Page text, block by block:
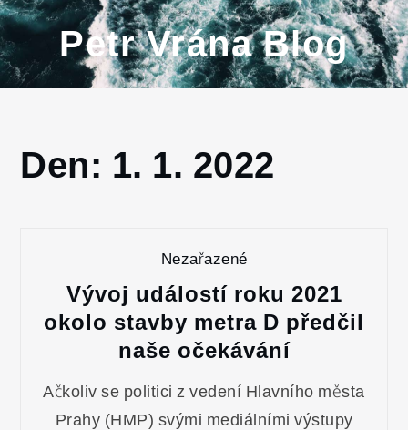
Skip
to
content
Petr Vrána Blog
Home
2022
Den: 1. 1. 2022
Nezařazené
Vývoj událostí roku 2021
okolo stavby metra D předčil
naše očekávání
Ačkoliv se politici z vedení Hlavního města
Prahy (HMP) svými mediálními výstupy